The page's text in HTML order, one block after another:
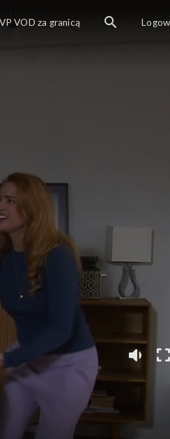
VOD za granicą